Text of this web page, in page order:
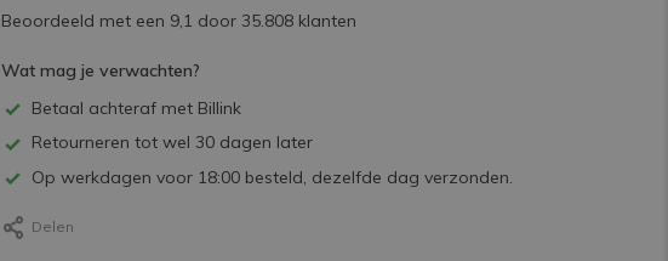
Beoordeeld met een 9,1 door 35.808 klanten
Wat mag je verwachten?
Betaal achteraf met Billink
Retourneren tot wel 30 dagen later
Op werkdagen voor 18:00 besteld, dezelfde dag verzonden.
Delen